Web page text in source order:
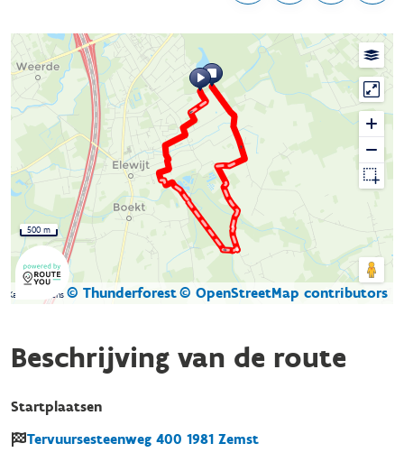
Kaartgegevens © Thunderforest© OpenStreetMap contributors
500 m
Beschrijving van de route
Startplaatsen
Tervuursesteenweg 400 1981 Zemst